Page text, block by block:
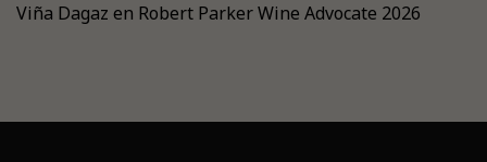
Viña Dagaz en Robert Parker Wine Advocate 2026